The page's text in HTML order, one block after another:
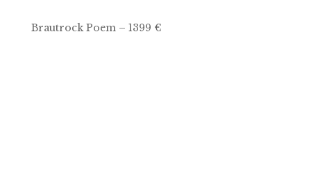
Brautrock Poem – 1399 €